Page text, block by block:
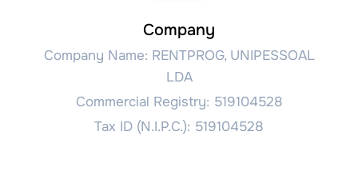
Company
Company Name: RENTPROG, UNIPESSOAL
LDA
Commercial Registry: 519104528
Tax ID (N.I.P.C.): 519104528